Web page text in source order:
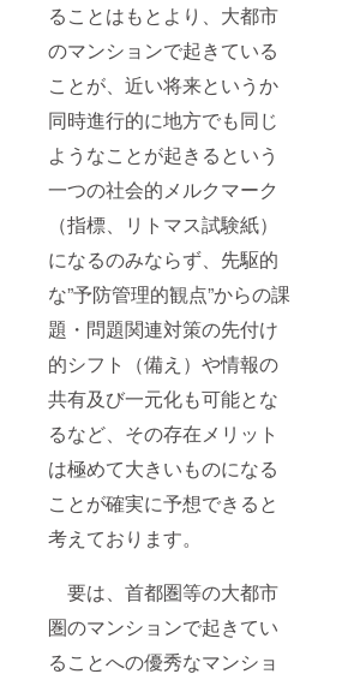
ることはもとより、大都市
のマンションで起きている
ことが、近い将来というか
同時進行的に地方でも同じ
ようなことが起きるという
一つの社会的メルクマーク
（指標、リトマス試験紙）
になるのみならず、先駆的
な”予防管理的観点”からの課
題・問題関連対策の先付け
的シフト（備え）や情報の
共有及び一元化も可能とな
るなど、その存在メリット
は極めて大きいものになる
ことが確実に予想できると
考えております。
要は、首都圏等の大都市
圏のマンションで起きてい
ることへの優秀なマンショ